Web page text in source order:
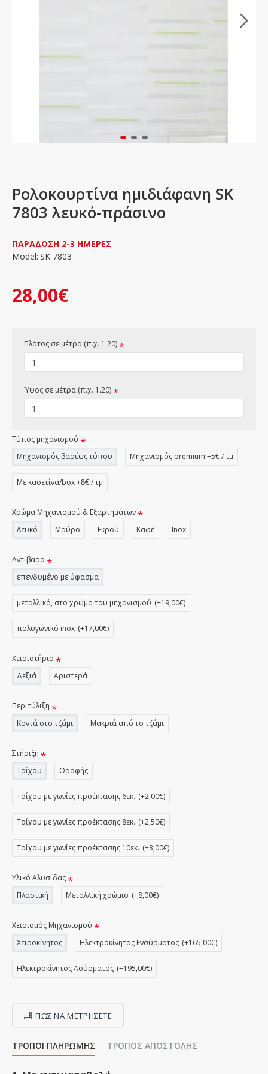
Ρολοκουρτίνα ημιδιάφανη SK
7803 λευκό-πράσινο
28,00€
ΠΑΡΑΔΟΣΗ 2-3 ΗΜΕΡΕΣ
Model: SK 7803
Πλάτος σε μέτρα (π.χ. 1.20)
Ύψος σε μέτρα (π.χ. 1.20)
Τύπος μηχανισμού
Μηχανισμός βαρέως τύπου
Μηχανισμός premium +5€ / τμ
Με κασετίνα/box +8€ / τμ
Χρώμα Μηχανισμού & Εξαρτημάτων
Λευκό
Μαύρο Εκρού Καφέ Inox
Αντίβαρο
επενδυμένο με ύφασμα
μεταλλικό, στο χρώμα του μηχανισμού (+19,00€)
πολυγωνικό inox (+17,00€)
Χειριστήριο
Δεξιά
Αριστερά
Περιτύλιξη
Κοντά στο τζάμι
Μακριά από το τζάμι
Στήριξη
Τοίχου
Οροφής
Τοίχου με γωνίες προέκτασης 6εκ. (+2,00€)
Τοίχου με γωνίες προέκτασης 8εκ. (+2,50€)
Τοίχου με γωνίες προέκτασης 10εκ. (+3,00€)
Υλικό Αλυσίδας
Πλαστική
Μεταλλική χρώμιο (+8,00€)
Χειρισμός Μηχανισμού
Χειροκίνητος
Ηλεκτροκίνητος Ενσύρματος (+165,00€)
Ηλεκτροκίνητος Ασύρματος (+195,00€)
ΠΩΣ ΝΑ ΜΕΤΡΉΣΕΤΕ
ΤΡΌΠΟΙ ΠΛΗΡΩΜΉΣ ΤΡΌΠΟΣ ΑΠΟΣΤΟΛΉΣ